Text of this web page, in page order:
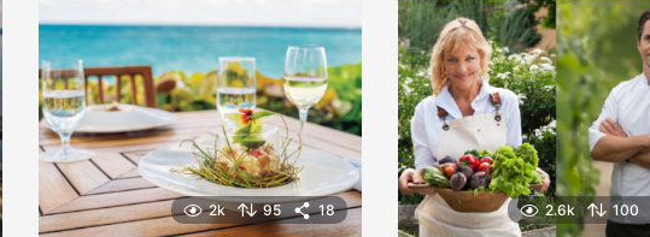
2k 95 18 2.6k 100